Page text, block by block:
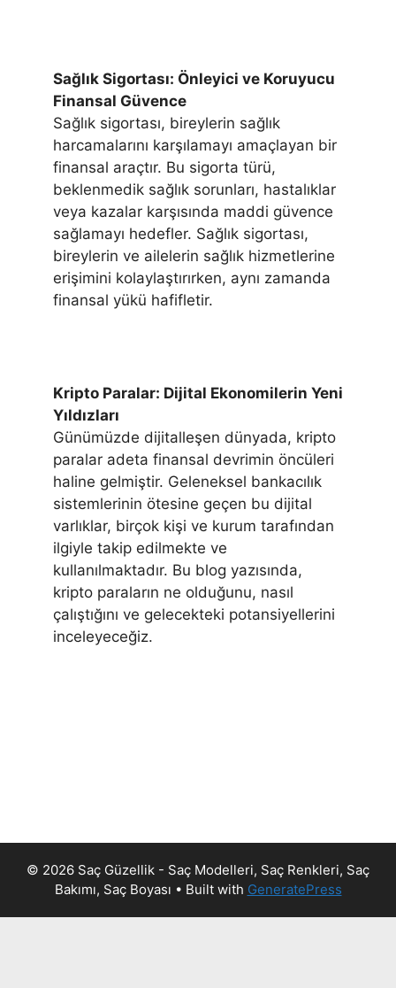
Sağlık Sigortası: Önleyici ve Koruyucu
Finansal Güvence
Sağlık sigortası, bireylerin sağlık
harcamalarını karşılamayı amaçlayan bir
finansal araçtır. Bu sigorta türü,
beklenmedik sağlık sorunları, hastalıklar
veya kazalar karşısında maddi güvence
sağlamayı hedefler. Sağlık sigortası,
bireylerin ve ailelerin sağlık hizmetlerine
erişimini kolaylaştırırken, aynı zamanda
finansal yükü hafifletir.
Kripto Paralar: Dijital Ekonomilerin Yeni
Yıldızları
Günümüzde dijitalleşen dünyada, kripto
paralar adeta finansal devrimin öncüleri
haline gelmiştir. Geleneksel bankacılık
sistemlerinin ötesine geçen bu dijital
varlıklar, birçok kişi ve kurum tarafından
ilgiyle takip edilmekte ve
kullanılmaktadır. Bu blog yazısında,
kripto paraların ne olduğunu, nasıl
çalıştığını ve gelecekteki potansiyellerini
inceleyeceğiz.
© 2026 Saç Güzellik - Saç Modelleri, Saç Renkleri, Saç
Bakımı, Saç Boyası • Built with GeneratePress